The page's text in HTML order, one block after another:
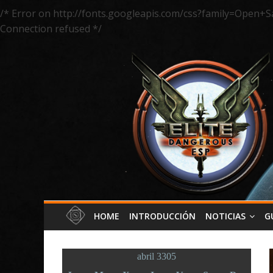
/* Error on http://fonts.googleapis.com/
Connection refused */
HOME INTRODUCCIÓN NOTICIAS
abril 3305